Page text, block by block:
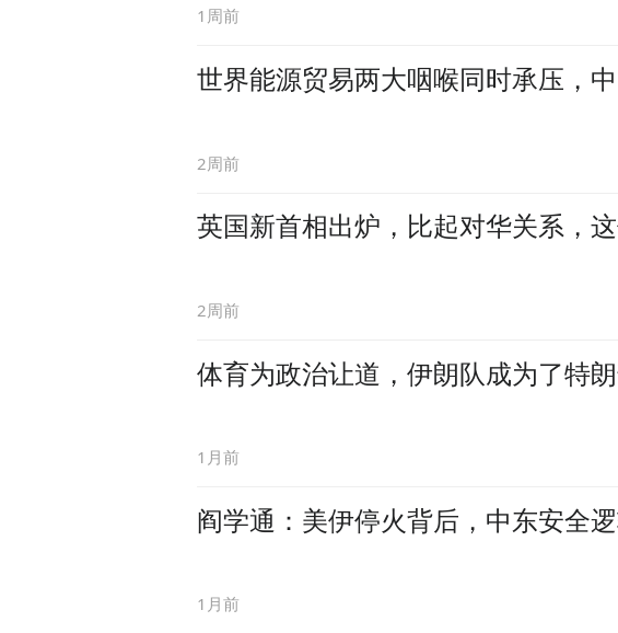
1周前
世界能源贸易两大咽喉同时承压，
2周前
英国新首相出炉，比起对华关系，
2周前
体育为政治让道，伊朗队成为了特
1月前
阎学通：美伊停火背后，中东安全
1月前